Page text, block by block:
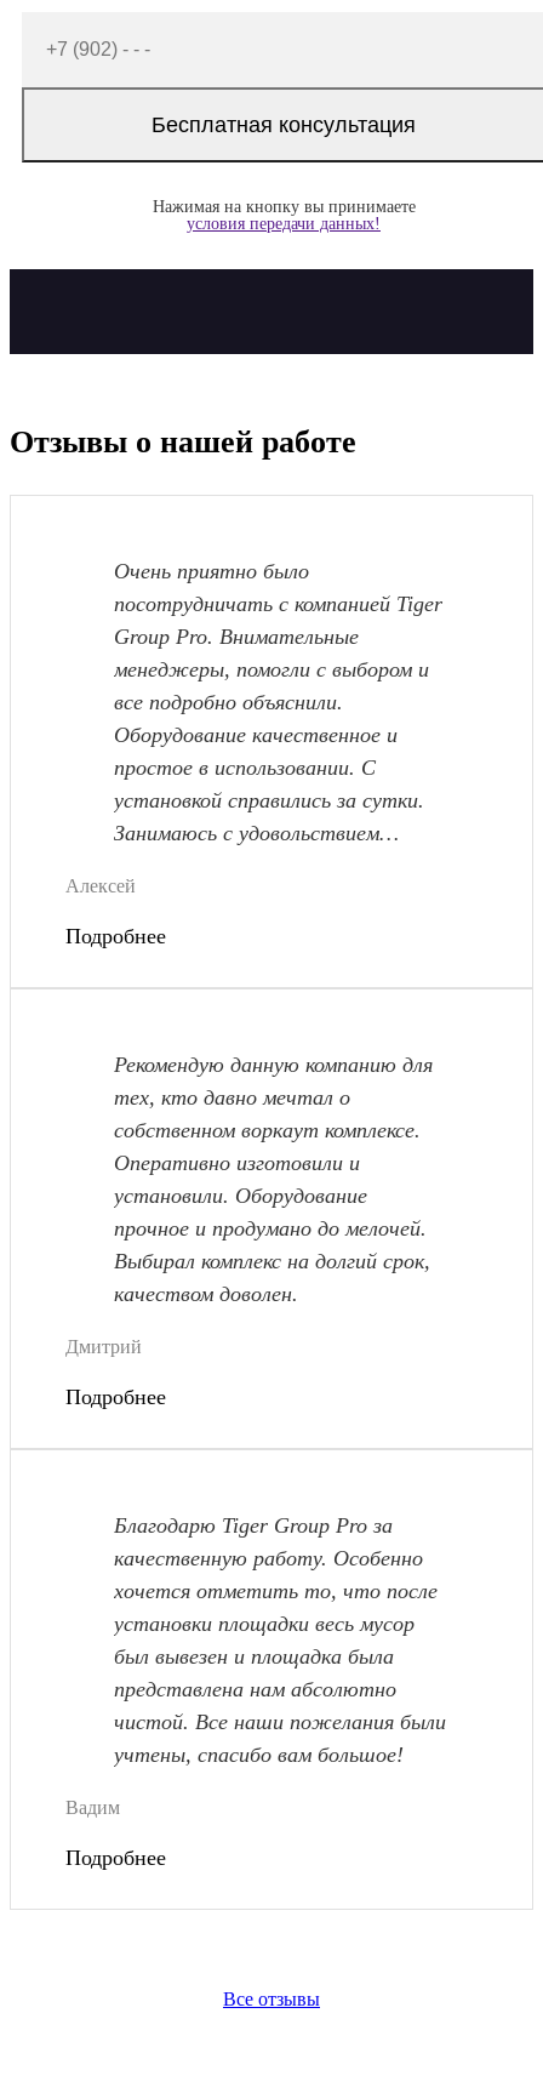
Нажимая на кнопку вы принимаете
условия передачи данных!
Отзывы о нашей работе
Очень приятно было
посотрудничать с компанией Tiger
Group Pro. Внимательные
менеджеры, помогли с выбором и
все подробно объяснили.
Оборудование качественное и
простое в использовании. С
установкой справились за сутки.
Занимаюсь с удовольствием
Алексей
Подробнее
Рекомендую данную компанию для
тех, кто давно мечтал о
собственном воркаут комплексе.
Оперативно изготовили и
установили. Оборудование
прочное и продумано до мелочей.
Выбирал комплекс на долгий срок,
качеством доволен.
Дмитрий
Подробнее
Благодарю Tiger Group Pro за
качественную работу. Особенно
хочется отметить то, что после
установки площадки весь мусор
был вывезен и площадка была
представлена нам абсолютно
чистой. Все наши пожелания были
учтены, спасибо вам большое!
Вадим
Подробнее
Все отзывы